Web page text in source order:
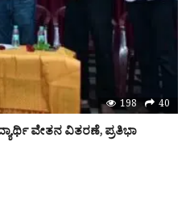
198 40
ವೇತನ ವಿತರಣೆ, ಪ್ರತಿಭಾ